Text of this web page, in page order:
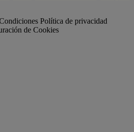
Política de privacidad
de Cookies